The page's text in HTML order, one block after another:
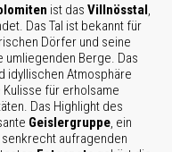
ist das Villnösstal,
Das Tal ist bekannt für
Dörfer und seine
Berge. Das
idyllischen Atmosphäre
für erholsame
Das Highlight des
Geislergruppe, ein
aufragenden